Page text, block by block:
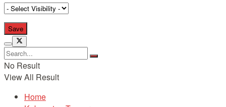
No Result
View All Result
Home